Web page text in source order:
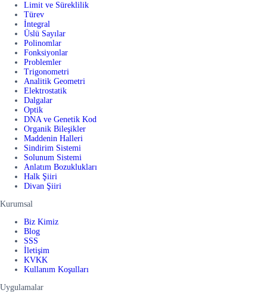
Limit ve Süreklilik
Türev
İntegral
Üslü Sayılar
Polinomlar
Fonksiyonlar
Problemler
Trigonometri
Analitik Geometri
Elektrostatik
Dalgalar
Optik
DNA ve Genetik Kod
Organik Bileşikler
Maddenin Halleri
Sindirim Sistemi
Solunum Sistemi
Anlatım Bozuklukları
Halk Şiiri
Divan Şiiri
Kurumsal
Biz Kimiz
Blog
SSS
İletişim
KVKK
Kullanım Koşulları
Uygulamalar